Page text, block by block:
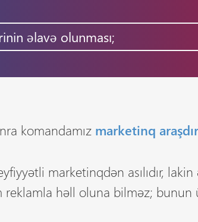
əlavə olunması;
komandamız marketinq
marketinqdən asılıdır,
həll oluna bilməz;